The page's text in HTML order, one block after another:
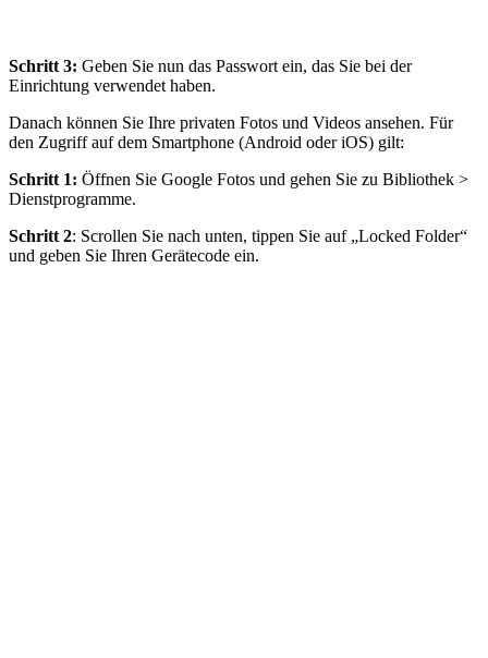
Schritt 3: Geben Sie nun das Passwort ein, das Sie bei der
Einrichtung verwendet haben.
Danach können Sie Ihre privaten Fotos und Videos ansehen. Für
den Zugriff auf dem Smartphone (Android oder iOS) gilt:
Schritt 1: Öffnen Sie Google Fotos und gehen Sie zu Bibliothek >
Dienstprogramme.
Schritt 2: Scrollen Sie nach unten, tippen Sie auf „Locked Folder“
und geben Sie Ihren Gerätecode ein.